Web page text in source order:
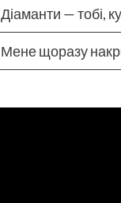
Діаманти — тобі,
Мене щоразу